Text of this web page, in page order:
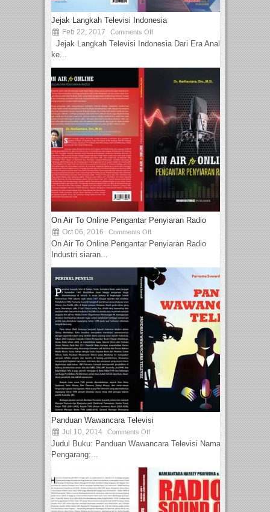
Jejak Langkah Televisi Indonesia
Feb 22, 2017 Comments Off
Jejak Langkah Televisi Indonesia Dari Era Analog
ke...
On Air To Online Pengantar Penyiaran Radio
Oct 06, 2016 Comments Off
On Air To Online Pengantar Penyiaran Radio
Industri siaran...
Panduan Wawancara Televisi
Jul 10, 2014 Comments Off
Judul Buku: Panduan Wawancara Televisi Nama
Pengarang:...